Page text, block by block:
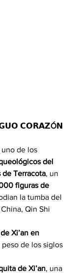
𝗖𝗢𝗥𝗔𝗭Ó𝗡
uno de los
del
de Terracota, un
figuras de
la tumba del
Qin Shi
Xi’an en
de los siglos
de Xi’an, una